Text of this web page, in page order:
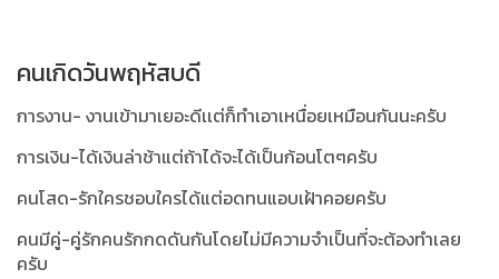
คนเกิดวันพฤหัสบดี
การงาน- งานเข้ามาเยอะดีเเต่ก็ทำเอาเหนื่อยเหมือนกันนะครับ
การเงิน-ได้เงินล่าช้าแต่ถ้าได้จะได้เป็นก้อนโตๆครับ
คนโสด-รักใครชอบใครได้แต่อดทนแอบเฝ้าคอยครับ
คนมีคู่-คู่รักคนรักกดดันกันโดยไม่มีความจำเป็นที่จะต้องทำเลย
ครับ